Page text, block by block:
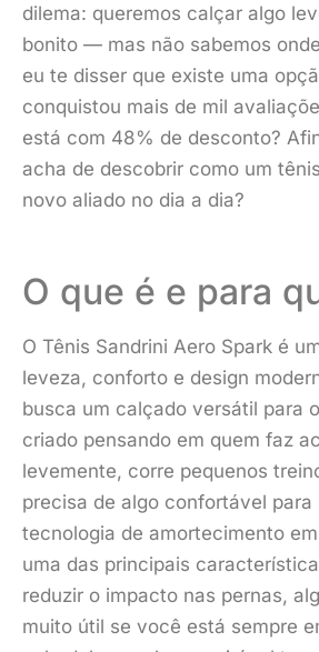
dilema: queremos calçar algo
bonito — mas não sabemos
eu te disser que existe uma
conquistou mais de mil
está com 48% de desconto?
acha de descobrir como um
novo aliado no dia a dia?
O que é e para
O Tênis Sandrini Aero Spark é
leveza, conforto e design
busca um calçado versátil para
criado pensando em quem faz
levemente, corre pequenos
precisa de algo confortável para
tecnologia de amortecimento em
uma das principais
reduzir o impacto nas pernas,
muito útil se você está sempre